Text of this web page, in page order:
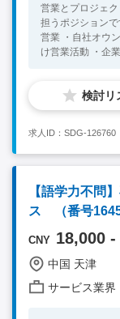
営業とプロジェ
担うポジションです。 ー仕事内容 (1)オウンドメデ
営業 ・自社オウ
け営業活動 ・企
・見積書・提案
れたその他アサ
た企画提案営業
・プロジェクト受
関・関係者への
での営業活動全
その他アサインされた業務 【組織】 全体
ブ10名、タイ語
下関係があまり
バーのレポート
なります。 【必須要件】 ・法人営業経験が5年以上（無形が望
ましいが有形でも
（Word・Excel
検討リ
求人ID：SDG-126760
【語学力不問
ス （番号
CNY 18,000
中国 天津
サービス業界（メデ